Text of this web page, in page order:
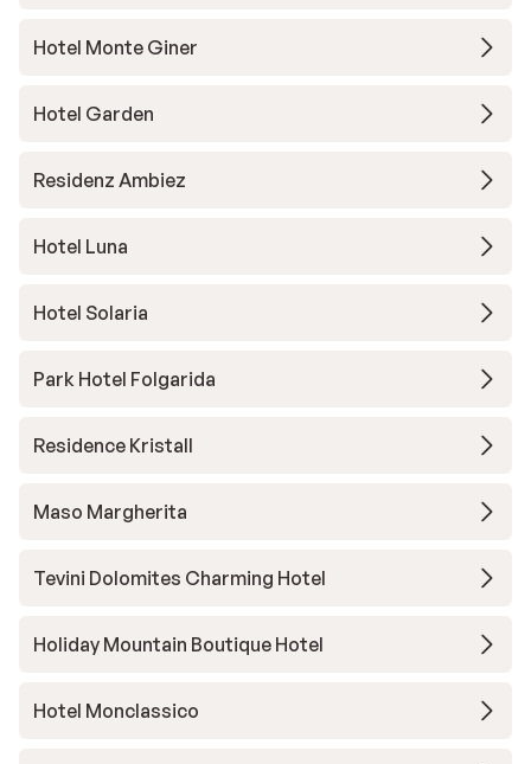
Hotel Monte Giner
Hotel Garden
Residenz Ambiez
Hotel Luna
Hotel Solaria
Park Hotel Folgarida
Residence Kristall
Maso Margherita
Tevini Dolomites Charming Hotel
Holiday Mountain Boutique Hotel
Hotel Monclassico